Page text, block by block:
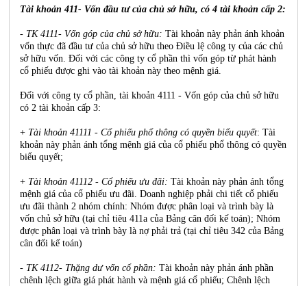
Tài khoản 411- Vốn đầu tư của chủ sở hữu, có 4 tài khoản cấp 2:
- TK 4111- Vốn góp của chủ sở hữu: Tài khoản này phản ánh khoản
vốn thực đã đầu tư của chủ sở hữu theo Điều lệ công ty của các chủ
sở hữu vốn. Đối với các công ty cổ phần thì vốn góp từ phát hành
cổ phiếu được ghi vào tài khoản này theo mệnh giá.
Đối với công ty cổ phần, tài khoản 4111 - Vốn góp của chủ sở hữu
có 2 tài khoản cấp 3:
+ Tài khoản 41111 - Cổ phiếu phổ thông có quyền biểu quyết: Tài
khoản này phản ánh tổng mệnh giá của cổ phiếu phổ thông có quyền
biểu quyết;
+ Tài khoản 41112 - Cổ phiếu ưu đãi: Tài khoản này phản ánh tổng
mệnh giá của cổ phiếu ưu đãi. Doanh nghiệp phải chi tiết cổ phiếu
ưu đãi thành 2 nhóm chính: Nhóm được phân loại và trình bày là
vốn chủ sở hữu (tại chỉ tiêu 411a của Bảng cân đối kế toán); Nhóm
được phân loại và trình bày là nợ phải trả (tại chỉ tiêu 342 của Bảng
cân đối kế toán)
- TK 4112- Thặng dư vốn cổ phần: Tài khoản này phản ánh phần
chênh lệch giữa giá phát hành và mệnh giá cổ phiếu; Chênh lệch